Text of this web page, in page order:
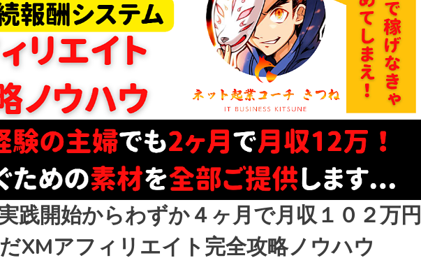
践開始からわずか４ヶ月で月収１０２万円
XMアフィリエイト完全攻略ノウハウ